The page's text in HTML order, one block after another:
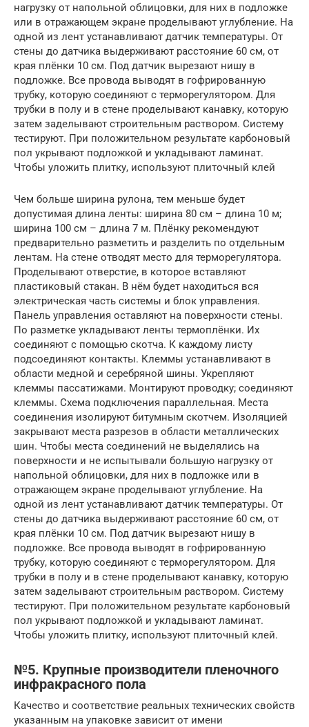
нагрузку от напольной облицовки, для них в подложке
или в отражающем экране проделывают углубление. На
одной из лент устанавливают датчик температуры. От
стены до датчика выдерживают расстояние 60 см, от
края плёнки 10 см. Под датчик вырезают нишу в
подложке. Все провода выводят в гофрированную
трубку, которую соединяют с терморегулятором. Для
трубки в полу и в стене проделывают канавку, которую
затем заделывают строительным раствором. Систему
тестируют. При положительном результате карбоновый
пол укрывают подложкой и укладывают ламинат.
Чтобы уложить плитку, используют плиточный клей
Чем больше ширина рулона, тем меньше будет
допустимая длина ленты: ширина 80 см – длина 10 м;
ширина 100 см – длина 7 м. Плёнку рекомендуют
предварительно разметить и разделить по отдельным
лентам. На стене отводят место для терморегулятора.
Проделывают отверстие, в которое вставляют
пластиковый стакан. В нём будет находиться вся
электрическая часть системы и блок управления.
Панель управления оставляют на поверхности стены.
По разметке укладывают ленты термоплёнки. Их
соединяют с помощью скотча. К каждому листу
подсоединяют контакты. Клеммы устанавливают в
области медной и серебряной шины. Укрепляют
клеммы пассатижами. Монтируют проводку; соединяют
клеммы. Схема подключения параллельная. Места
соединения изолируют битумным скотчем. Изоляцией
закрывают места разрезов в области металлических
шин. Чтобы места соединений не выделялись на
поверхности и не испытывали большую нагрузку от
напольной облицовки, для них в подложке или в
отражающем экране проделывают углубление. На
одной из лент устанавливают датчик температуры. От
стены до датчика выдерживают расстояние 60 см, от
края плёнки 10 см. Под датчик вырезают нишу в
подложке. Все провода выводят в гофрированную
трубку, которую соединяют с терморегулятором. Для
трубки в полу и в стене проделывают канавку, которую
затем заделывают строительным раствором. Систему
тестируют. При положительном результате карбоновый
пол укрывают подложкой и укладывают ламинат.
Чтобы уложить плитку, используют плиточный клей.
№5. Крупные производители пленочного
инфракрасного пола
Качество и соответствие реальных технических свойств
указанным на упаковке зависит от имени